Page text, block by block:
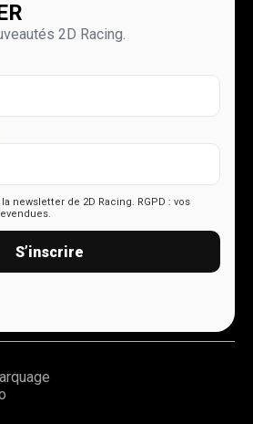
2D Racing.
newsletter de 2D Racing. RGPD : vos
S’inscrire